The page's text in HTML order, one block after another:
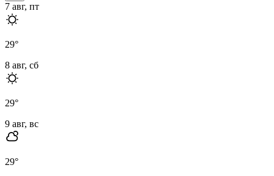
7 авг, пт
29°
8 авг, сб
29°
9 авг, вс
29°